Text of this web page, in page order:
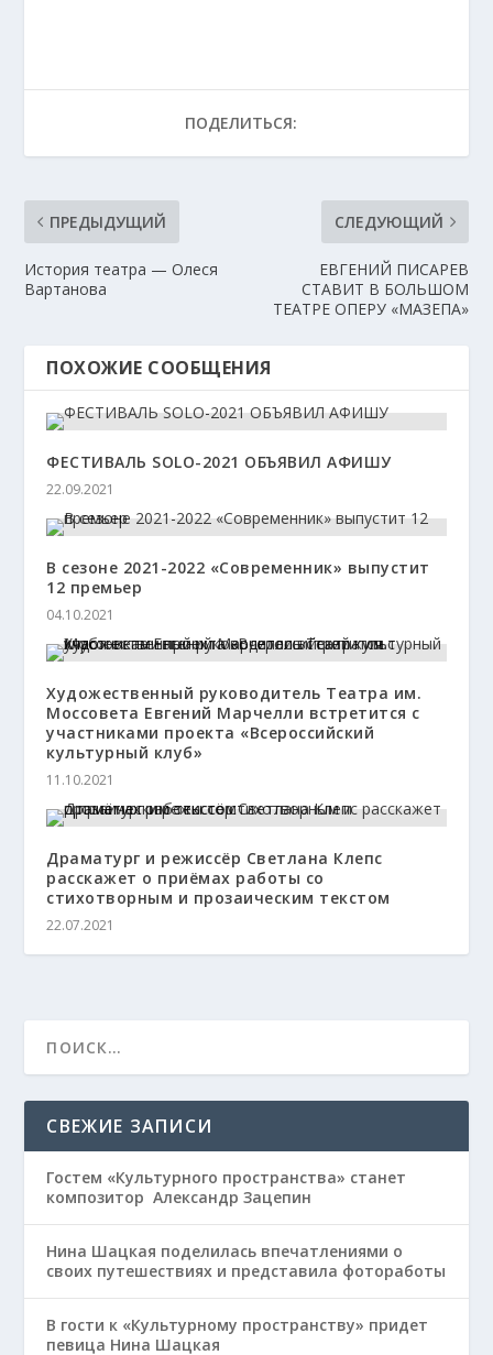
ПОДЕЛИТЬСЯ:
ПРЕДЫДУЩИЙ
История театра — Олеся
Вартанова
СЛЕДУЮЩИЙ
ЕВГЕНИЙ ПИСАРЕВ
СТАВИТ В БОЛЬШОМ
ТЕАТРЕ ОПЕРУ «МАЗЕПА»
ПОХОЖИЕ СООБЩЕНИЯ
ФЕСТИВАЛЬ SOLO-2021 ОБЪЯВИЛ АФИШУ
22.09.2021
В сезоне 2021-2022 «Современник» выпустит
12 премьер
04.10.2021
Художественный руководитель Театра им.
Моссовета Евгений Марчелли встретится с
участниками проекта «Всероссийский
культурный клуб»
11.10.2021
Драматург и режиссёр Светлана Клепс
расскажет о приёмах работы со
стихотворным и прозаическим текстом
22.07.2021
СВЕЖИЕ ЗАПИСИ
Гостем «Культурного пространства» станет
композитор Александр Зацепин
Нина Шацкая поделилась впечатлениями о
своих путешествиях и представила фотоработы
В гости к «Культурному пространству» придет
певица Нина Шацкая